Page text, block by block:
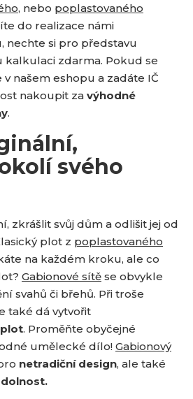
, nebo poplastovaného
do realizace námi
nechte si pro představu
kalkulaci zdarma. Pokud se
našem eshopu a zadáte IČ
nakoupit za výhodné
.
svého
zkrášlit svůj dům a odlišit jej od
plot z poplastovaného
na každém kroku, ale co
Gabionové sítě se obvykle
svahů či břehů. Při troše
také dá vytvořit
. Proměňte obyčejné
umělecké dílo! Gabionový
netradiční design, ale také